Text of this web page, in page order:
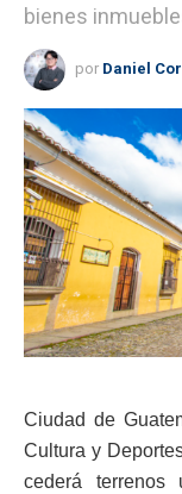
bienes
por Daniel
Ciudad de
Cultura y
cederá terrenos